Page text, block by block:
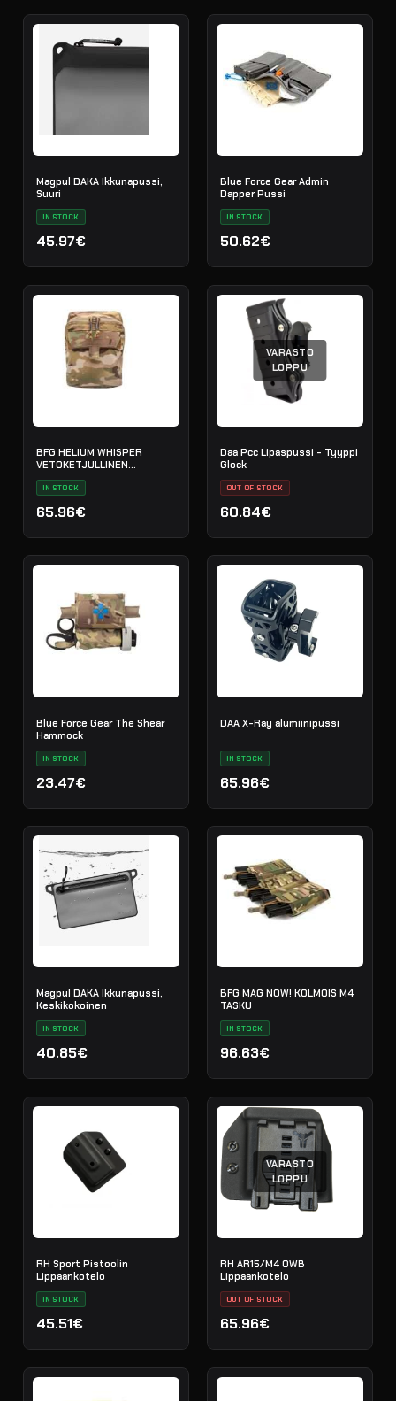
Magpul DAKA Ikkunapussi,
Suuri
IN STOCK
45.97€
Blue Force Gear Admin
Dapper Pussi
IN STOCK
50.62€
BFG HELIUM WHISPER
VETOKETJULLINEN
LISÄTARVIKEPUSSI
IN STOCK
65.96€
VARASTO
LOPPU
Daa Pcc Lipaspussi - Tyyppi
Glock
OUT OF STOCK
60.84€
Blue Force Gear The Shear
Hammock
IN STOCK
23.47€
DAA X-Ray alumiinipussi
IN STOCK
65.96€
Magpul DAKA Ikkunapussi,
Keskikokoinen
IN STOCK
40.85€
BFG MAG NOW! KOLMOIS M4
TASKU
IN STOCK
96.63€
RH Sport Pistoolin
Lippaankotelo
IN STOCK
45.51€
VARASTO
LOPPU
RH AR15/M4 OWB
Lippaankotelo
OUT OF STOCK
65.96€